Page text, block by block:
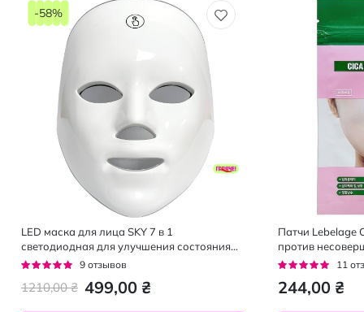
LED маска для лица SKY 7 в 1
светодиодная для улучшения состояния
кожи
Рейтинг:
9 отзывов
499,00 ₴
1210,00 ₴
-58%
Патчи Lebelage
против
с экстрактом
Рейтинг:
11
244,00 ₴